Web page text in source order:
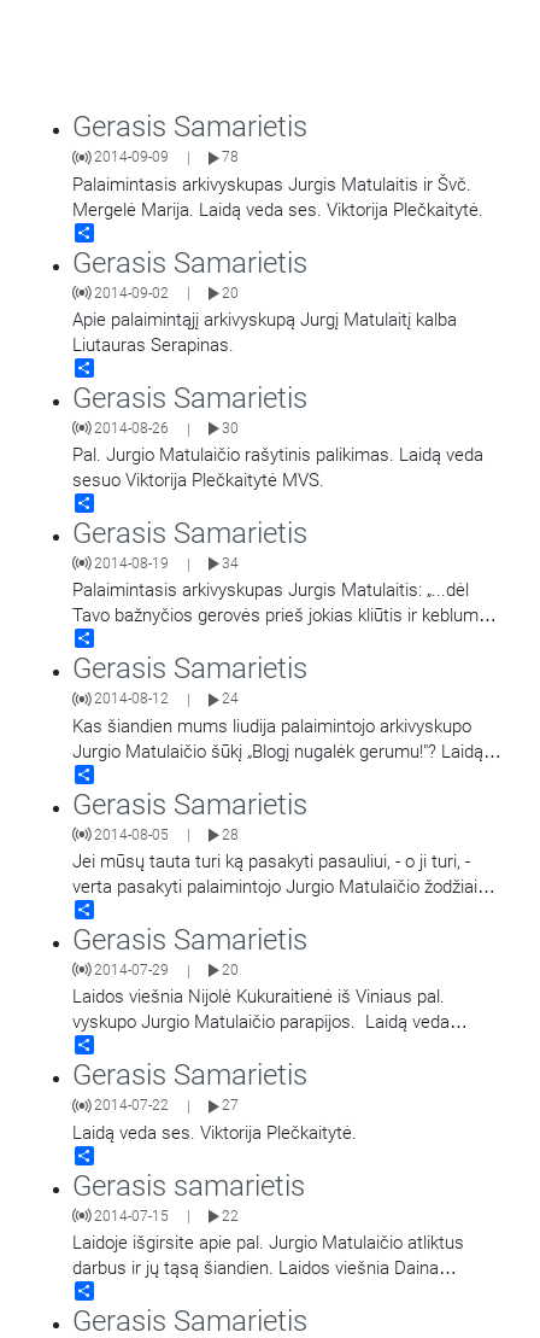
Gerasis Samarietis
2014-09-09 78
Palaimintasis arkivyskupas Jurgis Matulaitis ir Švč.
Mergelė Marija. Laidą veda ses. Viktorija Plečkaitytė.
Gerasis Samarietis
2014-09-02 20
Apie palaimintąjį arkivyskupą Jurgį Matulaitį kalba
Liutauras Serapinas.
Gerasis Samarietis
2014-08-26 | 30
Pal. Jurgio Matulaičio rašytinis palikimas. Laidą veda
sesuo Viktorija Plečkaitytė MVS.
Gerasis Samarietis
2014-08-19 | 34
Palaimintasis arkivyskupas Jurgis Matulaitis: „...dėl
Tavo bažnyčios gerovės prieš jokias kliūtis ir keblumus
nenusilenkčiau, rankų nenuleisčiau". Laidą veda
Liutauras Serapinas
Gerasis Samarietis
2014-08-12 24
Kas šiandien mums liudija palaimintojo arkivyskupo
Jurgio Matulaičio šūkį „Blogį nugalėk gerumu!"? Laidą
veda Liutauras Serapinas.
Gerasis Samarietis
2014-08-05 28
Jei mūsų tauta turi ką pasakyti pasauliui, - o ji turi, -
verta pasakyti palaimintojo Jurgio Matulaičio žodžiais.
Laidą veda Liutauras Serapinas.
Gerasis Samarietis
2014-07-29 | 20
Laidos viešnia Nijolė Kukuraitienė iš Viniaus pal.
vyskupo Jurgio Matulaičio parapijos. Laidą veda
Liutauras Serapinas.
Gerasis Samarietis
2014-07-22 27
Laidą veda ses. Viktorija Plečkaitytė.
Gerasis samarietis
2014-07-15 22
Laidoje išgirsite apie pal. Jurgio Matulaičio atliktus
darbus ir jų tąsą šiandien. Laidos viešnia Daina
Čyvienė iš Čikagoje, JAV, esančios
Gerasis Samarietis